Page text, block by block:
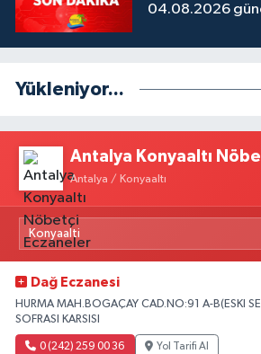
04.08.2026
Yükleniyor...
Antalya Konyaaltı
Antalya / Konyaaltı
Dağ Eczanesi
HURMA MAH.BOGAÇAY CAD.NO:91 A-B(ESKI
SOFRASI KARSISI
0 (242) 259 00 36 Yol Tarifi Al